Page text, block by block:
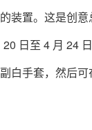
装置。这是创
20 日至 4 月 24
白手套，然后